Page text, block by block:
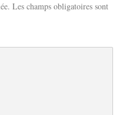
Les champs obligatoires sont